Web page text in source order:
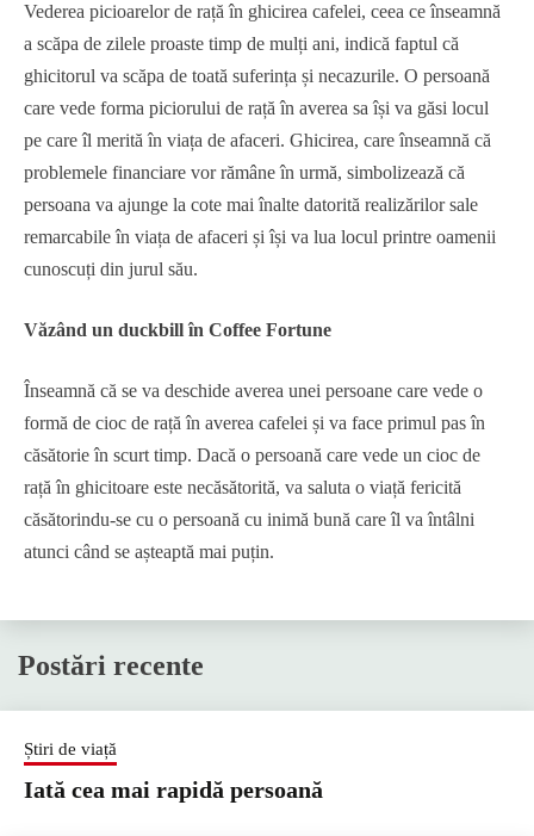
Vederea picioarelor de rață în ghicirea cafelei, ceea ce înseamnă
a scăpa de zilele proaste timp de mulți ani, indică faptul că
ghicitorul va scăpa de toată suferința și necazurile. O persoană
care vede forma piciorului de rață în averea sa își va găsi locul
pe care îl merită în viața de afaceri. Ghicirea, care înseamnă că
problemele financiare vor rămâne în urmă, simbolizează că
persoana va ajunge la cote mai înalte datorită realizărilor sale
remarcabile în viața de afaceri și își va lua locul printre oamenii
cunoscuți din jurul său.
Văzând un duckbill în Coffee Fortune
Înseamnă că se va deschide averea unei persoane care vede o
formă de cioc de rață în averea cafelei și va face primul pas în
căsătorie în scurt timp. Dacă o persoană care vede un cioc de
rață în ghicitoare este necăsătorită, va saluta o viață fericită
căsătorindu-se cu o persoană cu inimă bună care îl va întâlni
atunci când se așteaptă mai puțin.
Postări recente
Știri de viață
Iată cea mai rapidă persoană